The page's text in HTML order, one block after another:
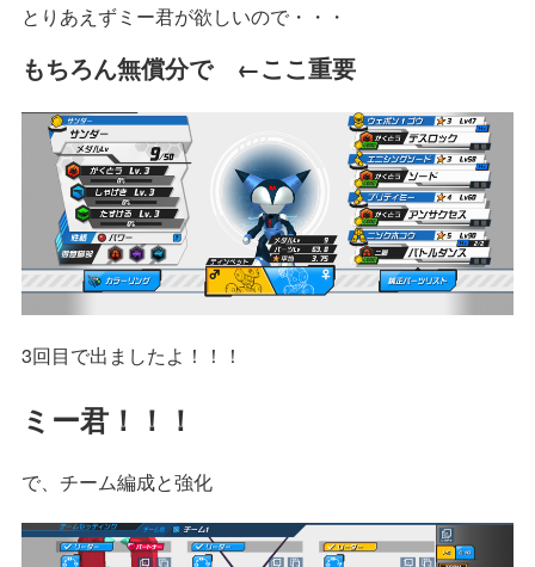
とりあえずミー君が欲しいので・・・
もちろん無償分で ←ここ重要
3回目で出ましたよ！！！
ミー君！！！
で、チーム編成と強化